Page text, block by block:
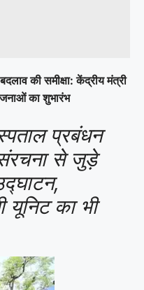
की समीक्षा: केंद्रीय मंत्री
का शुभारंभ
प्रबंधन
से जुड़े
यूनिट का भी